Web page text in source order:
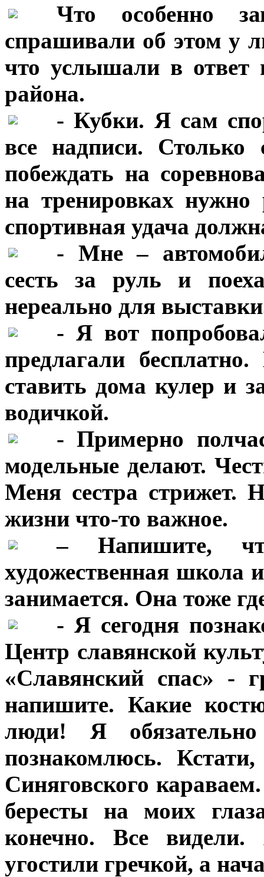
Что особенно
спрашивали об этом у
что услышали в ответ
района.
- Кубки. Я сам
все надписи. Столько
побеждать на
на тренировках
спортивная удача
- Мне –
сесть за руль и
нереально для
- Я вот
предлагали
ставить дома кулер и
водичкой.
- Примерно
модельные делают.
Меня сестра стрижет.
жизни что-то важное.
***– Напишите,
художественная школа
занимается. Она тоже
- Я сегодня
Центр славянской
«Славянский спас» -
напишите. Какие
люди! Я
познакомлюсь.
Синяговского
бересты на моих
конечно. Все
угостили гречкой, а